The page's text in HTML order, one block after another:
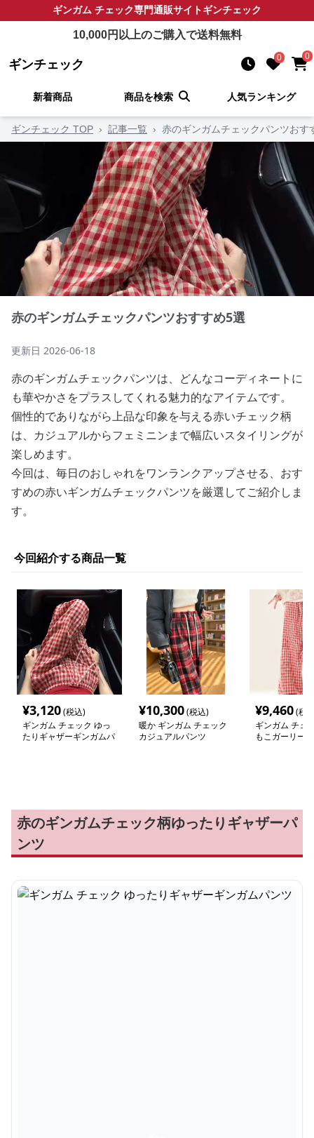
ギンガム チェック専門通販サイトギンチェック
10,000円以上のご購入で送料無料
ギンチェック 0 0
新着商品 商品を検索 人気ランキング
ギンチェック TOP › 記事一覧 › 赤のギンガムチェックパンツおす
赤のギンガムチェックパンツおすすめ5選
更新日 2026-06-18
赤のギンガムチェックパンツは、どんなコーディネートに
も華やかさをプラスしてくれる魅力的なアイテムです。
個性的でありながら上品な印象を与える赤いチェック柄
は、カジュアルからフェミニンまで幅広いスタイリングが
楽しめます。
今回は、毎日のおしゃれをワンランクアップさせる、おす
すめの赤いギンガムチェックパンツを厳選してご紹介しま
す。
今回紹介する商品一覧
¥3,120(税込)
ギンガム チェック ゆっ
たりギャザーギンガムパ
¥10,300(税込)
暖か ギンガム チェック
カジュアルパンツ
¥9,460(税
ギンガム チェ
もこガーリー
赤のギンガムチェック柄ゆったりギャザーパ
ンツ